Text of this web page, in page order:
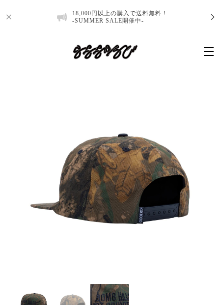
18,000円以上の購入で送料無料！
-SUMMER SALE開催中-